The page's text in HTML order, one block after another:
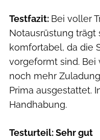
Testfazit: Bei voller
Notausrüstung trägt
komfortabel, da die
vorgeformt sind. Bei
noch mehr
Prima ausgestattet.
Handhabung.
Testurteil: Sehr gut